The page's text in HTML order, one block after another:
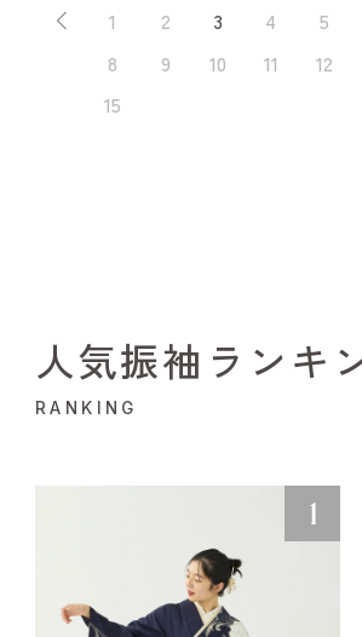
1 2 3 4 5
8
9 10 11 12
15
人気振袖ランキ
RANKING